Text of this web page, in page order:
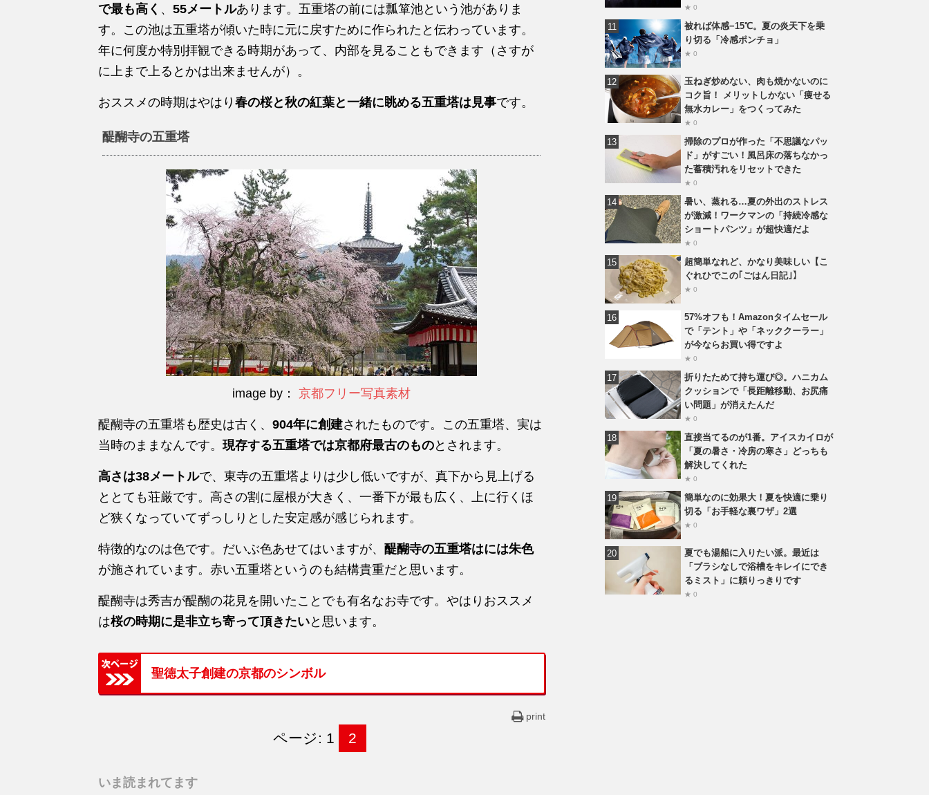
で最も高く 、 55メートルあります。五重塔の前には瓢箪池という池がありま
す。この池は五重塔が傾いた時に元に戻すために作られたと伝わっています。
年に何度か特別拝観できる時期があって、内部を見ることもできます（さすが
に上まで上るとかは出来ませんが）。
おススメの時期はやはり 春の桜と秋の紅葉と一緒に眺める五重塔は見事です。
醍醐寺の五重塔
image by：京都フリー写真素材
醍醐寺の五重塔も歴史は古く、 904年に創建されたものです。この五重塔、実は
当時のままなんです。 現存する五重塔では京都府最古のものとされます。
高さは38メートルで、東寺の五重塔よりは少し低いですが、真下から見上げる
ととても荘厳です。高さの割に屋根が大きく、一番下が最も広く、上に行くほ
ど狭くなっていてずっしりとした安定感が感じられます。
特徴的なのは色です。だいぶ色あせてはいますが、 醍醐寺の五重塔はには朱色
が施されています。赤い五重塔というのも結構貴重だと思います。
醍醐寺は秀吉が醍醐の花見を開いたことでも有名なお寺です。やはりおススメ
は桜の時期に是非立ち寄って頂きたいと思います。
聖徳太子創建の京都のシンボル
print
ページ: 1 2
いま読まれてます
★ 0
被れば体感−15℃。夏の炎天下を乗
り切る「冷感ポンチョ」
★ 0
玉ねぎ炒めない、肉も焼かないのに
コク旨！ メリットしかない「痩せる
無水カレー」をつくってみた
★ 0
掃除のプロが作った「不思議なパッ
ド」がすごい！風呂床の落ちなかっ
た蓄積汚れをリセットできた
★ 0
暑い、蒸れる…夏の外出のストレス
が激減！ワークマンの「持続冷感な
ショートパンツ」が超快適だよ
★ 0
超簡単なれど、かなり美味しい【こ
ぐれひでこの｢ごはん日記｣】
★ 0
57%オフも！Amazonタイムセール
で「テント」や「ネッククーラー」
が今ならお買い得ですよ
★ 0
折りたためて持ち運び◎。ハニカム
クッションで「長距離移動、お尻痛
い問題」が消えたんだ
★ 0
直接当てるのが1番。アイスカイロが
「夏の暑さ・冷房の寒さ」どっちも
解決してくれた
★ 0
簡単なのに効果大！夏を快適に乗り
切る「お手軽な裏ワザ」2選
★ 0
夏でも湯船に入りたい派。最近は
「ブラシなしで浴槽をキレイにでき
るミスト」に頼りっきりです
★ 0